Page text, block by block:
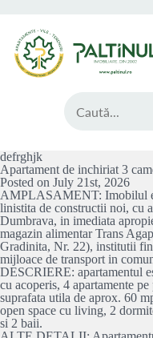
defrghjk
Apartament de inchiriat 3
Posted on July 21st, 2026
AMPLASAMENT: Imobilul
linistita de constructii noi, cu
Dumbrava, in imediata
magazin alimentar Trans
Gradinita, Nr. 22), institutii
mijloace de transport in
DESCRIERE: apartamentul
cu acoperis, 4 apartamente
suprafata utila de aprox. 60
open space cu living, 2
si 2 baii.